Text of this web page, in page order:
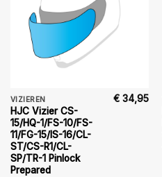
VIZIEREN
HJC Vizier CS-
15/HQ-1/FS-10/FS-
11/FG-15/IS-16/CL-
ST/CS-R1/CL-
SP/TR-1 Pinlock
Prepared
€ 34,95